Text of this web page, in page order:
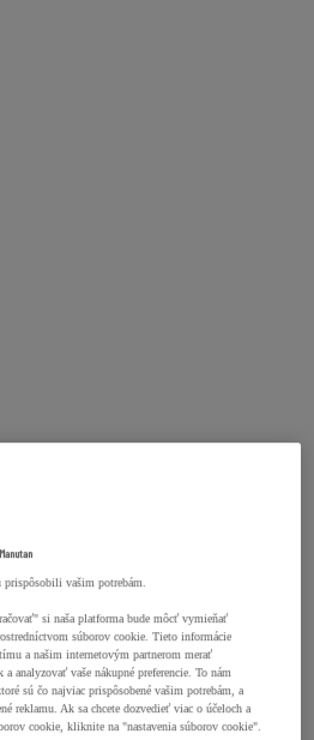
prispôsobili vašim potrebám.
si naša platforma bude môcť vymieňať
súborov cookie. Tieto informácie
a našim internetovým partnerom merať
analyzovať vaše nákupné preferencie. To nám
sú čo najviac prispôsobené vašim potrebám, a
reklamu. Ak sa chcete dozvedieť viac o účeloch a
cookie, kliknite na "nastavenia súborov cookie".